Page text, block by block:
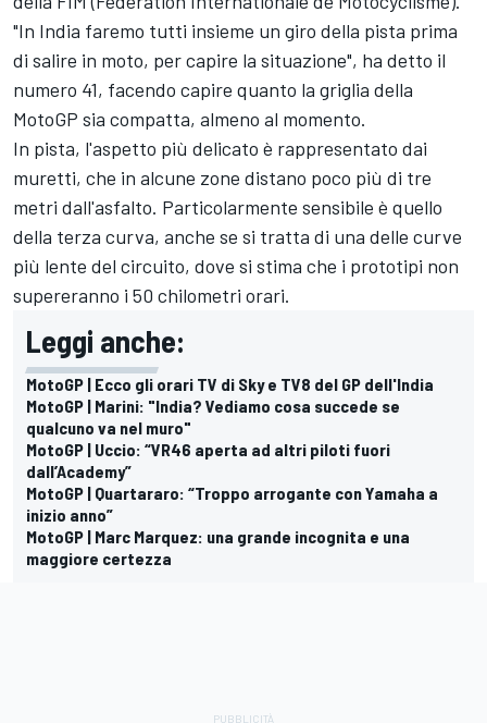
"In India faremo tutti insieme un giro della pista prima
di salire in moto, per capire la situazione", ha detto il
numero 41, facendo capire quanto la griglia della
MotoGP sia compatta, almeno al momento.
In pista, l'aspetto più delicato è rappresentato dai
muretti, che in alcune zone distano poco più di tre
metri dall'asfalto. Particolarmente sensibile è quello
della terza curva, anche se si tratta di una delle curve
più lente del circuito, dove si stima che i prototipi non
supereranno i 50 chilometri orari.
Leggi anche:
MotoGP | Ecco gli orari TV di Sky e TV8 del GP dell'India
MotoGP | Marini: "India? Vediamo cosa succede se
qualcuno va nel muro"
MotoGP | Uccio: “VR46 aperta ad altri piloti fuori
dall’Academy”
MotoGP | Quartararo: “Troppo arrogante con Yamaha a
inizio anno”
MotoGP | Marc Marquez: una grande incognita e una
maggiore certezza